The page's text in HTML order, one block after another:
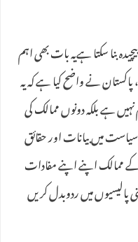
بنا سکتا ہےیہ بات بھی اہم
نے واضح کیا ہے کہ یہ
ہے بلکہ دونوں ممالک کی
میں بیانات اور حقائق
ممالک اپنے اپنے مفادات
پالیسیوں میں ردوبدل کریں